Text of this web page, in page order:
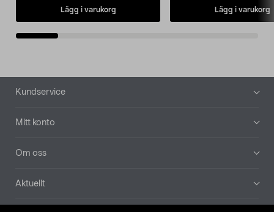
Lägg i varukorg Lägg i varukorg
Sidfot
Kundservice
Mitt konto
Om oss
Aktuellt